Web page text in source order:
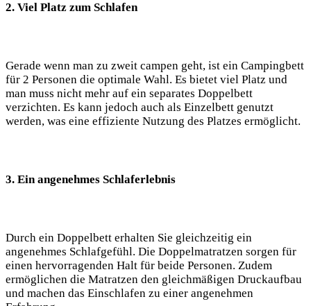
2. Viel Platz zum Schlafen
Gerade wenn man zu zweit campen geht, ist ein Campingbett
für 2 Personen die optimale Wahl. Es bietet viel Platz und
man muss nicht mehr auf ein separates Doppelbett
verzichten. Es kann jedoch auch als Einzelbett genutzt
werden, was eine effiziente Nutzung des Platzes ermöglicht.
3. Ein angenehmes Schlaferlebnis
Durch ein Doppelbett erhalten Sie gleichzeitig ein
angenehmes Schlafgefühl. Die Doppelmatratzen sorgen für
einen hervorragenden Halt für beide Personen. Zudem
ermöglichen die Matratzen den gleichmäßigen Druckaufbau
und machen das Einschlafen zu einer angenehmen